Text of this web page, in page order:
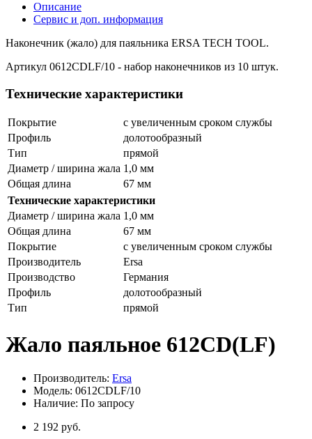
Описание
Сервис и доп. информация
Наконечник (жало) для паяльника ERSA TECH TOOL.
Артикул 0612CDLF/10 - набор наконечников из 10 штук.
Технические характеристики
Покрытие
с увеличенным сроком службы
Профиль
долотообразный
Тип
прямой
Диаметр / ширина жала 1,0 мм
Общая длина
67 мм
Технические характеристики
Диаметр / ширина жала 1,0 мм
Общая длина
67 мм
Покрытие
с увеличенным сроком службы
Производитель
Ersa
Производство
Германия
Профиль
долотообразный
Тип
прямой
Жало паяльное 612CD(LF)
Производитель: Ersa
Модель: 0612CDLF/10
Наличие: По запросу
2 192 руб.